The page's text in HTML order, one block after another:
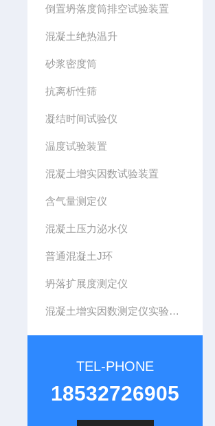
倒置坍落度筒排空试验装置
混凝土绝热温升
砂浆密度筒
抗离析性筛
凝结时间试验仪
温度试验装置
混凝土增实因数试验装置
含气量测定仪
混凝土压力泌水仪
普通混凝土J环
坍落扩展度测定仪
混凝土增实因数测定仪实验装置
TEL-PHONE
18532726905